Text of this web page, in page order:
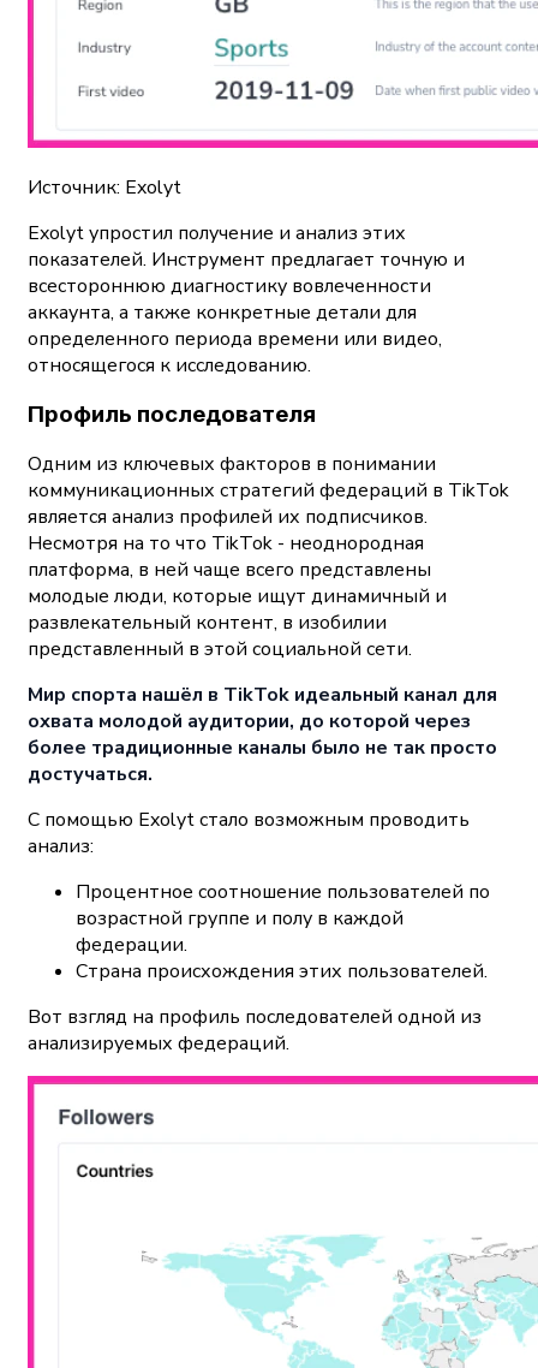
Источник: Exolyt
Exolyt упростил получение и анализ этих
показателей. Инструмент предлагает точную и
всестороннюю диагностику вовлеченности
аккаунта, а также конкретные детали для
определенного периода времени или видео,
относящегося к исследованию.
Профиль последователя
Одним из ключевых факторов в понимании
коммуникационных стратегий федераций в TikTok
является анализ профилей их подписчиков.
Несмотря на то что TikTok - неоднородная
платформа, в ней чаще всего представлены
молодые люди, которые ищут динамичный и
развлекательный контент, в изобилии
представленный в этой социальной сети.
Мир спорта нашёл в TikTok идеальный канал для
охвата молодой аудитории, до которой через
более традиционные каналы было не так просто
достучаться.
С помощью Exolyt стало возможным проводить
анализ:
Процентное соотношение пользователей по
возрастной группе и полу в каждой
федерации.
Страна происхождения этих пользователей.
Вот взгляд на профиль последователей одной из
анализируемых федераций.